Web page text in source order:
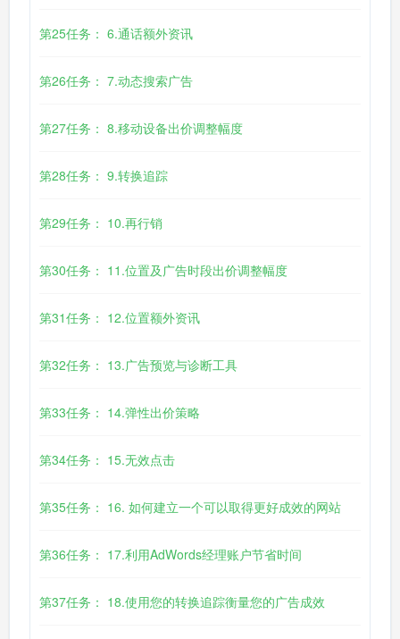
第25任务： 6.通话额外资讯
第26任务： 7.动态搜索广告
第27任务： 8.移动设备出价调整幅度
第28任务： 9.转换追踪
第29任务： 10.再行销
第30任务： 11.位置及广告时段出价调整幅度
第31任务： 12.位置额外资讯
第32任务： 13.广告预览与诊断工具
第33任务： 14.弹性出价策略
第34任务： 15.无效点击
第35任务： 16. 如何建立一个可以取得更好成效的网站
第36任务： 17.利用AdWords经理账户节省时间
第37任务： 18.使用您的转换追踪衡量您的广告成效